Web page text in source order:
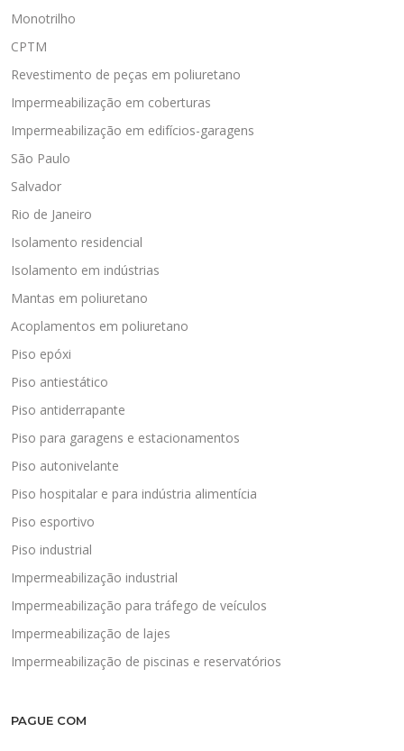
Monotrilho
CPTM
Revestimento de peças em poliuretano
Impermeabilização em coberturas
Impermeabilização em edifícios-garagens
São Paulo
Salvador
Rio de Janeiro
Isolamento residencial
Isolamento em indústrias
Mantas em poliuretano
Acoplamentos em poliuretano
Piso epóxi
Piso antiestático
Piso antiderrapante
Piso para garagens e estacionamentos
Piso autonivelante
Piso hospitalar e para indústria alimentícia
Piso esportivo
Piso industrial
Impermeabilização industrial
Impermeabilização para tráfego de veículos
Impermeabilização de lajes
Impermeabilização de piscinas e reservatórios
PAGUE COM